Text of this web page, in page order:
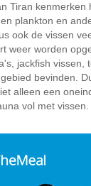
Tiran kenmerken
plankton en
ook de vissen
weer worden
jackfish vissen,
bevinden.
alleen een
vol met vissen.